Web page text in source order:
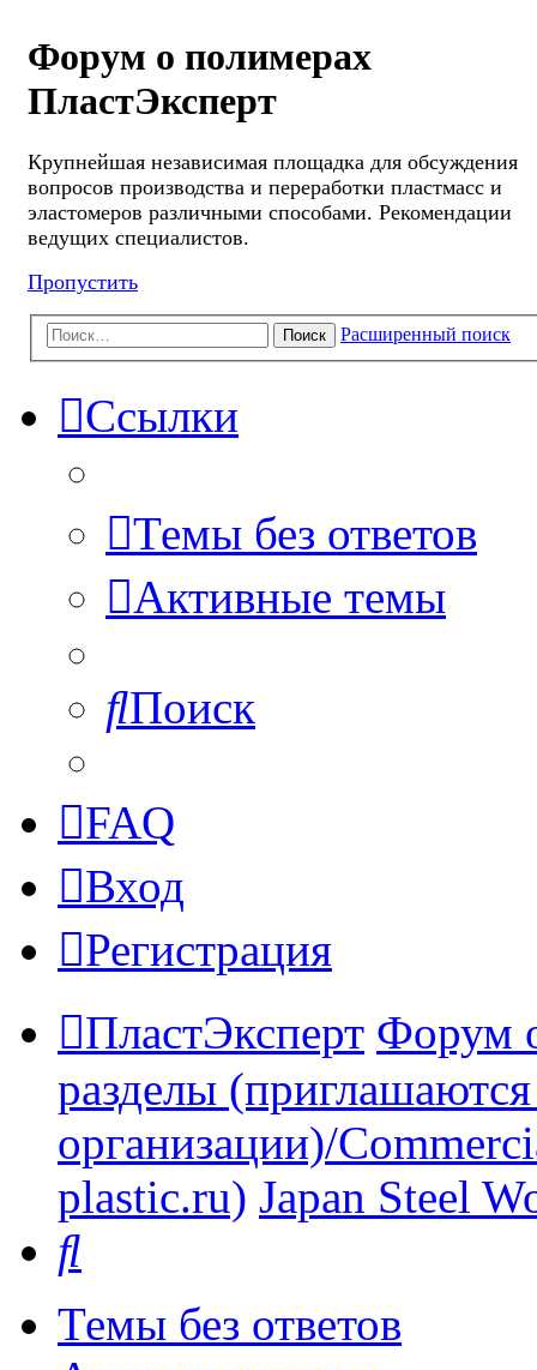
Форум о полимерах
ПластЭксперт
Крупнейшая независимая площадка для обсуждения
вопросов производства и переработки пластмасс и
эластомеров различными способами. Рекомендации
ведущих специалистов.
Пропустить
Поиск Расширенный поиск
Ссылки
Темы без ответов
Активные темы
Поиск
FAQ
Вход
Регистрация
ПластЭксперт Форум
разделы
организации)/
plastic.ru) Japan Steel
Темы без ответов